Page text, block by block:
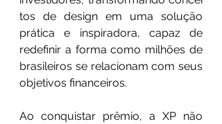
tos de design em uma solução
prática e inspiradora, capaz de
redefinir a forma como milhões de
brasileiros se relacionam com seus
objetivos financeiros.
Ao conquistar prêmio, a XP não